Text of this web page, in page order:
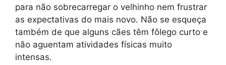
para não sobrecarregar o velhinho nem frustrar
as expectativas do mais novo. Não se esqueça
também de que alguns cães têm fôlego curto e
não aguentam atividades físicas muito
intensas.